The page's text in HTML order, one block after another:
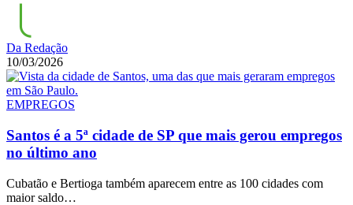
Da Redação
10/03/2026
EMPREGOS
Santos é a 5ª cidade de SP que mais gerou empregos
no último ano
Cubatão e Bertioga também aparecem entre as 100 cidades com
maior saldo…